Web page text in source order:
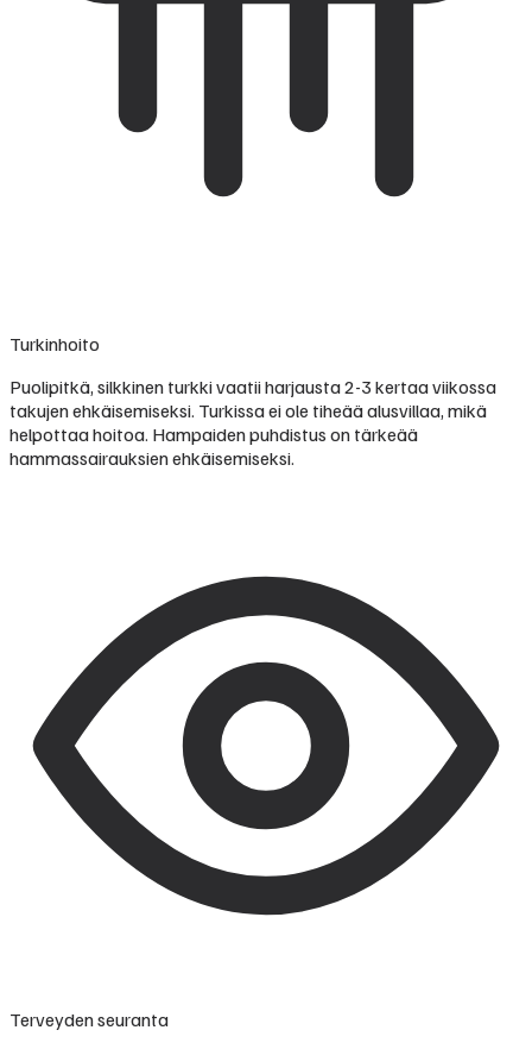
Turkinhoito
Puolipitkä, silkkinen turkki vaatii harjausta 2-3 kertaa viikossa
takujen ehkäisemiseksi. Turkissa ei ole tiheää alusvillaa, mikä
helpottaa hoitoa. Hampaiden puhdistus on tärkeää
hammassairauksien ehkäisemiseksi.
Terveyden seuranta